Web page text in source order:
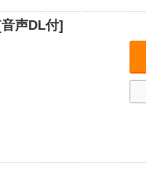
声DL付]